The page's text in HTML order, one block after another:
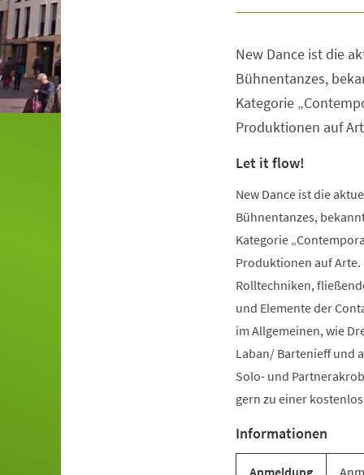
New Dance ist die
Bühnentanzes,
Kategorie
Produktionen auf
Let it flow!
New Dance ist die
Bühnentanzes,
Kategorie
Produktionen auf Arte.
Rolltechniken,
und Elemente der
im Allgemeinen, wie
Laban/ Bartenieff und
Solo- und
gern zu einer
Informationen
Anmeldung